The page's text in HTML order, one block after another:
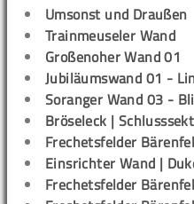
Umsonst und Draußen
Trainmeuseler Wand
Großenoher Wand 01
Jubiläumswand 01 -
Soranger Wand 03 -
Bröseleck |
Frechetsfelder
Einsrichter Wand |
Frechetsfelder